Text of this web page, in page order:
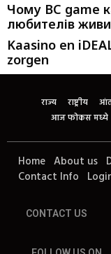
Чому BC game
любителів
Kaasino en
zorgen
राज्य राष्ट्रीय
आज फोकस मध्ये
Home About us
Contact Info
CONTACT US